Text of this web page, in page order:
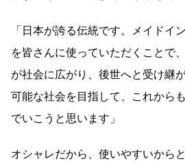
「日本が誇る伝統です。メイドイ
を皆さんに使っていただくことで
が社会に広がり、後世へと受け継
可能な社会を目指して、これから
でいこうと思います」
オシャレだから、使いやすいから